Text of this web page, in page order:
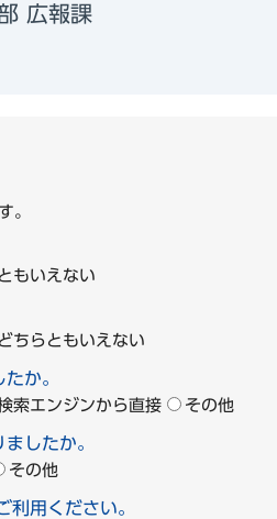
広報課
。
もいえない
どちらともいえない
か。
索エンジンから直接 その他
したか。
その他
利用ください。